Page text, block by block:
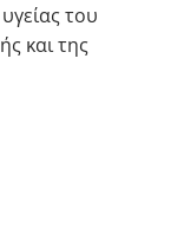
του
και της